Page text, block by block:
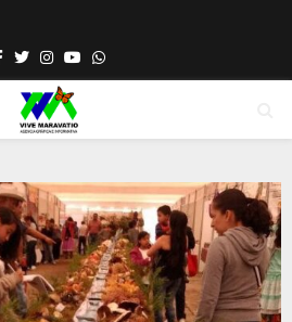
Facebook
TwitterInstagram
YoutubeWhatsapp